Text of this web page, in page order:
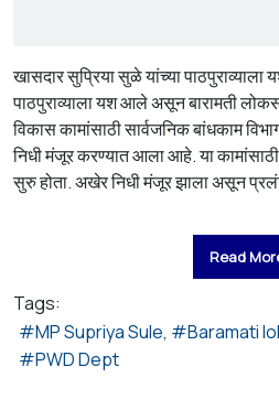
खासदार सुप्रिया सुळे यांच्या पाठपुराव्याला
पाठपुराव्याला यश आले असून बारामती
विकास कामांसाठी सार्वजनिक बांधकाम
निधी मंजूर करण्यात आला आहे. या
सुरु होता. अखेर निधी मंजूर झाला असून
Read
Tags:
MP Supriya Sule
Baramati
PWD Dept